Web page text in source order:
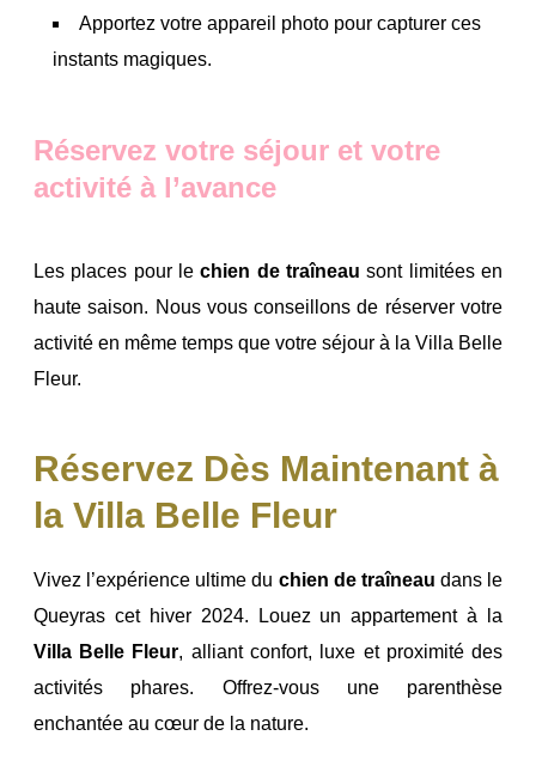
Apportez votre appareil photo pour capturer ces
instants magiques.
Réservez votre séjour et votre
activité à l’avance
Les places pour lechien de traîneau sont limitées en
haute saison. Nous vous conseillons de réserver votre
activité en même temps que votre séjour à la Villa Belle
Fleur.
Réservez Dès Maintenant à
la Villa Belle Fleur
Vivez l’expérience ultime du chien de traîneau dans le
Queyras cet hiver 2024. Louez un appartement à la
Villa Belle Fleur, alliant confort, luxe et proximité des
activités phares. Offrez-vous une parenthèse
enchantée au cœur de la nature.